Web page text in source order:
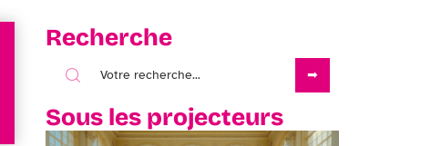
Recherche
Sous les projecteurs